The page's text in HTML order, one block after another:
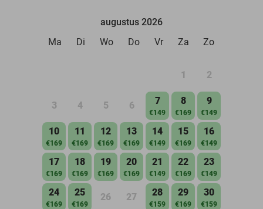
augustus 2026
Ma
Di Wo Do Vr Za Zo
1 2
3 4 5 6 7
€149
8
€169
9
€149
10
€169
11
€169
12
€169
13
€169
14
€149
15
€169
16
€149
17
€169
18
€169
19
€169
20
€169
21
€149
22
€169
23
€149
24
€169
25
€169
26 27 28
€159
29
€169
30
€159